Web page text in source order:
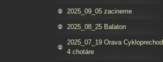
2025_09_05 zacineme
2025_08_25 Balaton
2025_07_19 Orava Cykloprechod
4 chotáre